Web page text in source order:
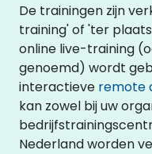
De trainingen zijn
training' of 'ter
online live-training
genoemd) wordt
interactieve remote
kan zowel bij uw
Nederland worden